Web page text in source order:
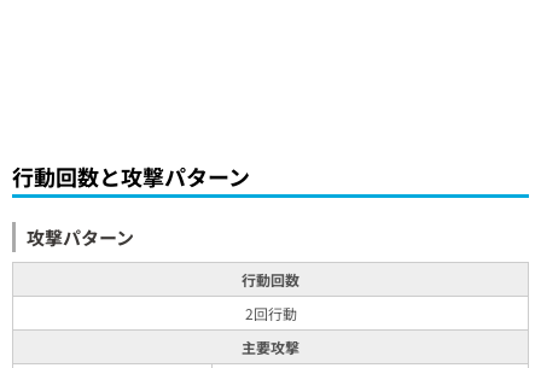
行動回数と攻撃パターン
攻撃パターン
行動回数
2回行動
主要攻撃